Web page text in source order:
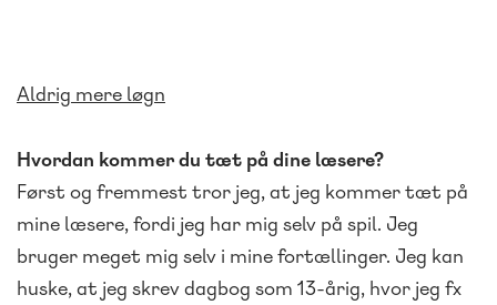
Aldrig mere løgn
Hvordan kommer du tæt på dine læsere?
Først og fremmest tror jeg, at jeg kommer tæt på
mine læsere, fordi jeg har mig selv på spil. Jeg
bruger meget mig selv i mine fortællinger. Jeg kan
huske, at jeg skrev dagbog som 13-årig, hvor jeg fx